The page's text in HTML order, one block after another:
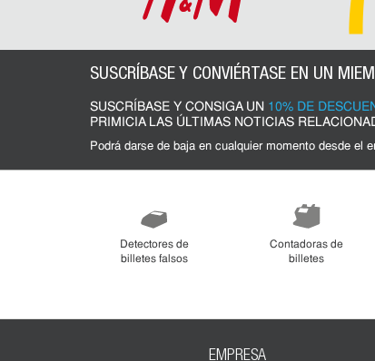
SUSCRÍBASE Y CONVIÉRTASE EN UN
SUSCRÍBASE Y CONSIGA UN 10% DE
PRIMICIA LAS ÚLTIMAS NOTICIAS
Podrá darse de baja en cualquier momento desde
Detectores de
billetes falsos
Contadoras de
billetes
EMPRESA